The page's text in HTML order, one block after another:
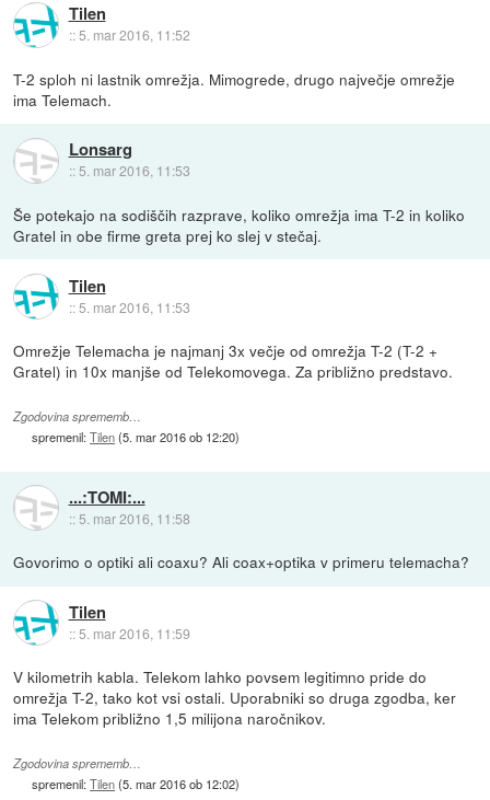
Tilen
::5. mar 2016, 11:52
T-2 sploh ni lastnik omrežja. Mimogrede, drugo največje omrežje
ima Telemach.
Lonsarg
:: 5. mar 2016, 11:53
Še potekajo na sodiščih razprave, koliko omrežja ima T-2 in koliko
Gratel in obe firme greta prej ko slej v stečaj.
Tilen
::5. mar 2016, 11:53
Omrežje Telemacha je najmanj 3x večje od omrežja T-2 (T-2 +
Gratel) in 10x manjše od Telekomovega. Za približno predstavo.
Zgodovina sprememb…
spremenil:Tilen(5. mar 2016 ob 12:20)
...:TOMI:...
:: 5. mar 2016, 11:58
Govorimo o optiki ali coaxu? Ali coax+optika v primeru telemacha?
Tilen
::5. mar 2016, 11:59
V kilometrih kabla. Telekom lahko povsem legitimno pride do
omrežja T-2, tako kot vsi ostali. Uporabniki so druga zgodba, ker
ima Telekom približno 1,5 milijona naročnikov.
Zgodovina sprememb…
spremenil:Tilen(5. mar 2016 ob 12:02)